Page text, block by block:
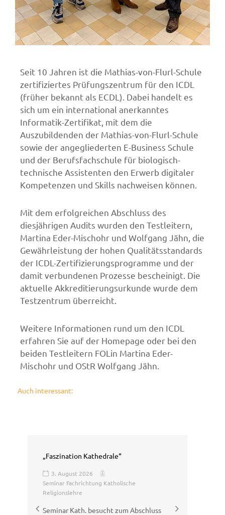
Seit 10 Jahren ist die Mathias-von-Flurl-Schule
zertifiziertes Prüfungszentrum für den ICDL
(früher bekannt als ECDL). Dabei handelt es
sich um ein international anerkanntes
Informatik-Zertifikat, mit dem die
Auszubildenden der Mathias-von-Flurl-Schule
sowie der angegliederten E-Business Schule
und der Berufsfachschule für biologisch-
technische Assistenten den Erwerb digitaler
Kompetenzen und Skills nachweisen können.
Mit dem erfolgreichen Abschluss des
diesjährigen Audits wurden den Testleitern,
Martina Eder-Mischohr und Wolfgang Jähn, die
Gewährleistung der hohen Qualitätsstandards
der ICDL-Zertifizierungsprogramme und der
damit verbundenen Prozesse bescheinigt. Die
aktuelle Akkreditierungsurkunde wurde dem
Testzentrum überreicht.
Weitere Informationen rund um den ICDL
erfahren Sie auf der Homepage oder bei den
beiden Testleitern FOLin Martina Eder-
Mischohr und OStR Wolfgang Jähn.
Auch interessant:
Gesundheitstag mit Herz: Berufsschüler
3. August 2026
Sport- und Fitnesskaufmann/-frau
Große Freude im Tierheim Straubing –